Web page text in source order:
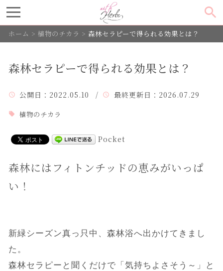
ホーム > 植物のチカラ > 森林セラピーで得られる効果とは？
森林セラピーで得られる効果とは？
公開日 ：2022.05.10 / 最終更新日 ：2026.07.29
植物のチカラ
Pocket
森林にはフィトンチッドの恵みがいっぱ
い！
新緑シーズン真っ只中、森林浴へ出かけてきまし
た。
森林セラピーと聞くだけで「気持ちよさそう～」と